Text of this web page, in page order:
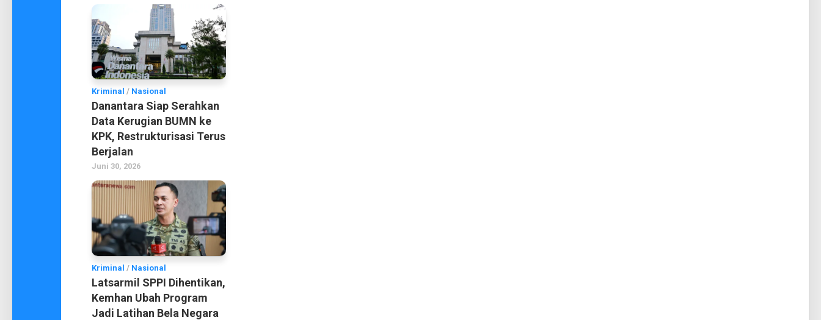
Kriminal / Nasional
Danantara Siap Serahkan
Data Kerugian BUMN ke
KPK, Restrukturisasi Terus
Berjalan
Juni 30, 2026
Kriminal / Nasional
Latsarmil SPPI Dihentikan,
Kemhan Ubah Program
Jadi Latihan Bela Negara